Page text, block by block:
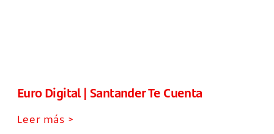
Euro Digital | Santander Te Cuenta
Leer más >